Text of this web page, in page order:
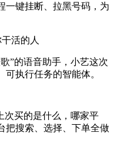
一键挂断、拉黑号码，为
活的人
”的语音助手，小艺这次
可执行任务的智能体。
次买的是什么，哪家平
把搜索、选择、下单全做